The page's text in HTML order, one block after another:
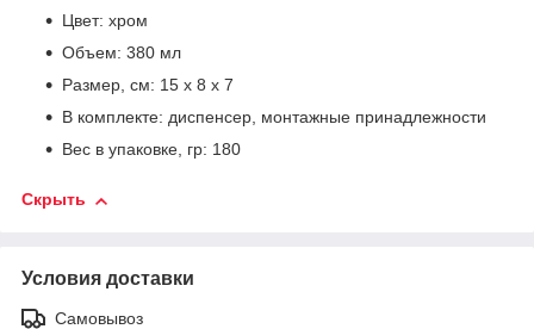
Цвет: хром
Объем: 380 мл
Размер, см: 15 х 8 х 7
В комплекте: диспенсер, монтажные принадлежности
Вес в упаковке, гр: 180
Скрыть
Условия доставки
Самовывоз